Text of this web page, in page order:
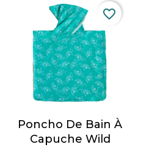
Poncho De Bain À
Capuche Wild
favorite_border